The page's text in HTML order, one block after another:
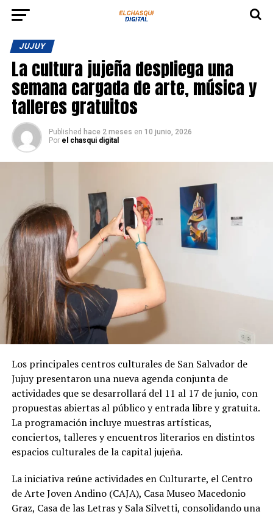
JUJUY
La cultura jujeña despliega una
semana cargada de arte, música y
talleres gratuitos
Published hace 2 meses en 10 junio, 2026
Por el chasqui digital
Los principales centros culturales de San Salvador de
Jujuy presentaron una nueva agenda conjunta de
actividades que se desarrollará del 11 al 17 de junio, con
propuestas abiertas al público y entrada libre y gratuita.
La programación incluye muestras artísticas,
conciertos, talleres y encuentros literarios en distintos
espacios culturales de la capital jujeña.
La iniciativa reúne actividades en Culturarte, el Centro
de Arte Joven Andino (CAJA), Casa Museo Macedonio
Graz, Casa de las Letras y Sala Silvetti, consolidando una